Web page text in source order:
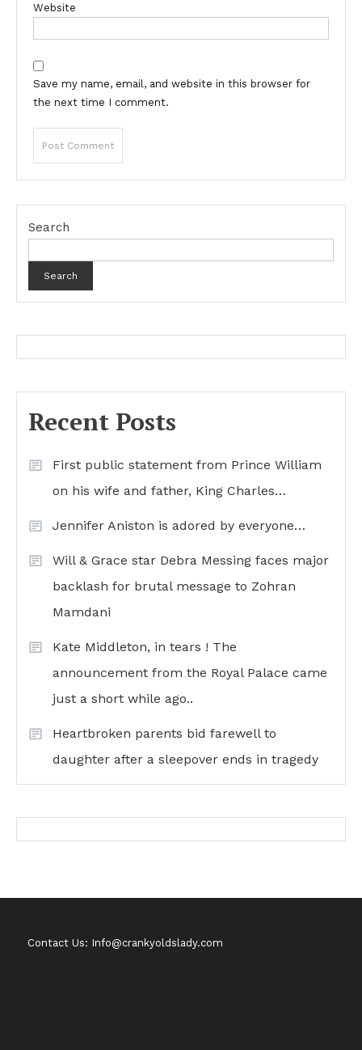
Website
Save my name, email, and website in this browser for
the next time I comment.
Search
Search
Recent Posts
First public statement from Prince William
on his wife and father, King Charles…
Jennifer Aniston is adored by everyone…
Will & Grace star Debra Messing faces major
backlash for brutal message to Zohran
Mamdani
Kate Middleton, in tears ! The
announcement from the Royal Palace came
just a short while ago..
Heartbroken parents bid farewell to
daughter after a sleepover ends in tragedy
Contact Us: Info@crankyoldslady.com